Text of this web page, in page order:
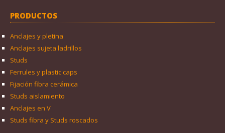
PRODUCTOS
Anclajes y pletina
Anclajes sujeta ladrillos
Studs
Ferrules y plastic caps
Fijación fibra cerámica
Studs aislamiento
Anclajes en V
Studs fibra y Studs roscados